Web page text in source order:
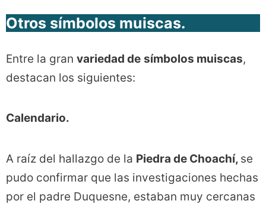
Otros símbolos muiscas.
Entre la gran variedad de símbolos muiscas,
destacan los siguientes:
Calendario.
A raíz del hallazgo de la Piedra de Choachí, se
pudo confirmar que las investigaciones hechas
por el padre Duquesne, estaban muy cercanas